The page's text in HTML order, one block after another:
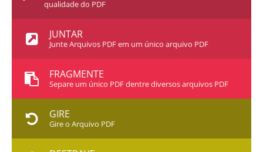
qualidade do PDF
JUNTAR
Junte Arquivos PDF em um único arquivo PDF
FRAGMENTE
Separe um único PDF dentre diversos arquivos PDF
GIRE
Gire o Arquivo PDF